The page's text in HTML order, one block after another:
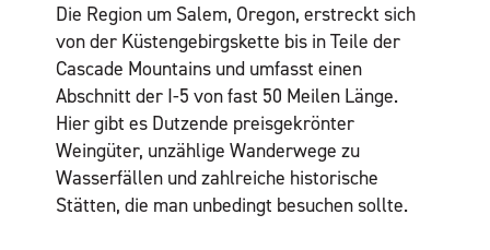
Die Region um Salem, Oregon, erstreckt sich
von der Küstengebirgskette bis in Teile der
Cascade Mountains und umfasst einen
Abschnitt der I-5 von fast 50 Meilen Länge.
Hier gibt es Dutzende preisgekrönter
Weingüter, unzählige Wanderwege zu
Wasserfällen und zahlreiche historische
Stätten, die man unbedingt besuchen sollte.